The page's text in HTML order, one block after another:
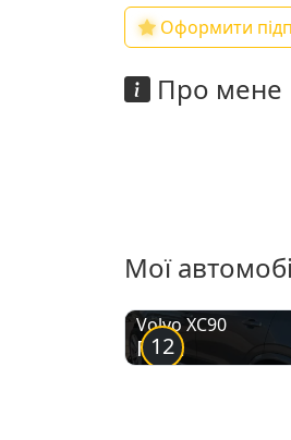
Оформити
Про мене
Мої
12
Volvo XC90
Грей